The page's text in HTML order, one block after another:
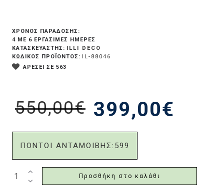
399,00€
550,00€
ΠΟΝΤΟΙ ΑΝΤΑΜΟΙΒΗΣ: 599
ΧΡΟΝΟΣ ΠΑΡΑΔΟΣΗΣ:
4 ΜΕ 6 ΕΡΓΆΣΙΜΕΣ ΗΜΈΡΕΣ
ΚΑΤΑΣΚΕΥΑΣΤΗΣ: ILLI DECO
ΚΩΔΙΚΟΣ ΠΡΟΪΟΝΤΟΣ: IL-88046
ΑΡΕΣΕΙ ΣΕ 563
Προσθήκη στο καλάθι